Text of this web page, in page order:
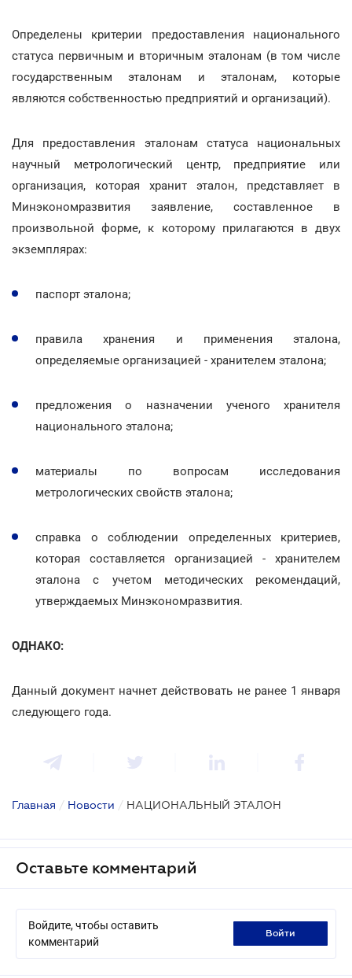
Определены критерии предоставления национального
статуса первичным и вторичным эталонам (в том числе
государственным эталонам и эталонам, которые
являются собственностью предприятий и организаций).
Для предоставления эталонам статуса национальных
научный метрологический центр, предприятие или
организация, которая хранит эталон, представляет в
Минэкономразвития заявление, составленное в
произвольной форме, к которому прилагаются в двух
экземплярах:
паспорт эталона;
правила хранения и применения эталона,
определяемые организацией - хранителем эталона;
предложения о назначении ученого хранителя
национального эталона;
материалы по вопросам исследования
метрологических свойств эталона;
справка о соблюдении определенных критериев,
которая составляется организацией - хранителем
эталона с учетом методических рекомендаций,
утверждаемых Минэкономразвития.
ОДНАКО:
Данный документ начнет действовать не ранее 1 января
следующего года.
Главная / Новости / НАЦИОНАЛЬНЫЙ ЭТАЛОН
Оставьте комментарий
Войдите, чтобы оставить
комментарий
войти